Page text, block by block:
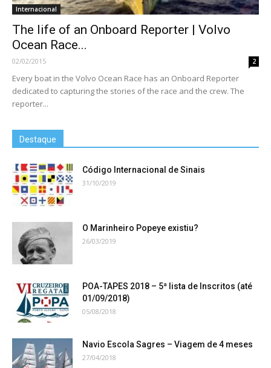
Internacional
The life of an Onboard Reporter | Volvo
Ocean Race...
02/02/2015 2
Every boat in the Volvo Ocean Race has an Onboard Reporter
dedicated to capturing the stories of the race and the crew. The
reporter...
Destaque
Código Internacional de Sinais
31/10/2019
O Marinheiro Popeye existiu?
26/03/2019
POA-TAPES 2018 – 5ª lista de Inscritos (até
01/09/2018)
05/08/2018
Navio Escola Sagres – Viagem de 4 meses
27/04/2018